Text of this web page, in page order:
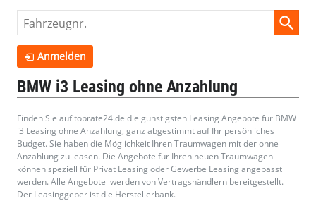
BMW i3 Leasing ohne Anzahlung
Finden Sie auf toprate24.de die günstigsten Leasing Angebote für BMW
i3 Leasing ohne Anzahlung, ganz abgestimmt auf Ihr persönliches
Budget. Sie haben die Möglichkeit Ihren Traumwagen mit der ohne
Anzahlung zu leasen. Die Angebote für Ihren neuen Traumwagen
können speziell für Privat Leasing oder Gewerbe Leasing angepasst
werden. Alle Angebote werden von Vertragshändlern bereitgestellt.
Der Leasinggeber ist die Herstellerbank.
Fahrzeugnr.
Anmelden